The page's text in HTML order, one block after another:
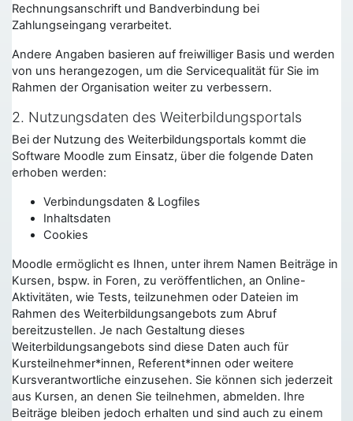
Rechnungsanschrift und Bandverbindung bei
Zahlungseingang verarbeitet.
Andere Angaben basieren auf freiwilliger Basis und werden
von uns herangezogen, um die Servicequalität für Sie im
Rahmen der Organisation weiter zu verbessern.
2. Nutzungsdaten des Weiterbildungsportals
Bei der Nutzung des Weiterbildungsportals kommt die
Software Moodle zum Einsatz, über die folgende Daten
erhoben werden:
Verbindungsdaten & Logfiles
Inhaltsdaten
Cookies
Moodle ermöglicht es Ihnen, unter ihrem Namen Beiträge in
Kursen, bspw. in Foren, zu veröffentlichen, an Online-
Aktivitäten, wie Tests, teilzunehmen oder Dateien im
Rahmen des Weiterbildungsangebots zum Abruf
bereitzustellen. Je nach Gestaltung dieses
Weiterbildungsangebots sind diese Daten auch für
Kursteilnehmer*innen, Referent*innen oder weitere
Kursverantwortliche einzusehen. Sie können sich jederzeit
aus Kursen, an denen Sie teilnehmen, abmelden. Ihre
Beiträge bleiben jedoch erhalten und sind auch zu einem